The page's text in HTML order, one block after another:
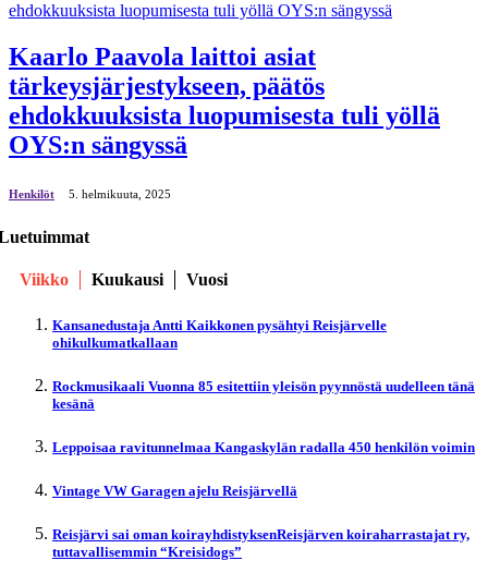
Kaarlo Paavola laittoi asiat
tärkeysjärjestykseen, päätös
ehdokkuuksista luopumisesta tuli yöllä
OYS:n sängyssä
Henkilöt 5. helmikuuta, 2025
Viikko Kuukausi Vuosi
Kansanedustaja Antti Kaikkonen pysähtyi Reisjärvelle
ohikulkumatkallaan
Rockmusikaali Vuonna 85 esitettiin yleisön pyynnöstä uudelleen tänä
kesänä
Leppoisaa ravitunnelmaa Kangaskylän radalla 450 henkilön voimin
Vintage VW Garagen ajelu Reisjärvellä
Reisjärvi sai oman koirayhdistyksenReisjärven koiraharrastajat ry,
tuttavallisemmin “Kreisidogs”